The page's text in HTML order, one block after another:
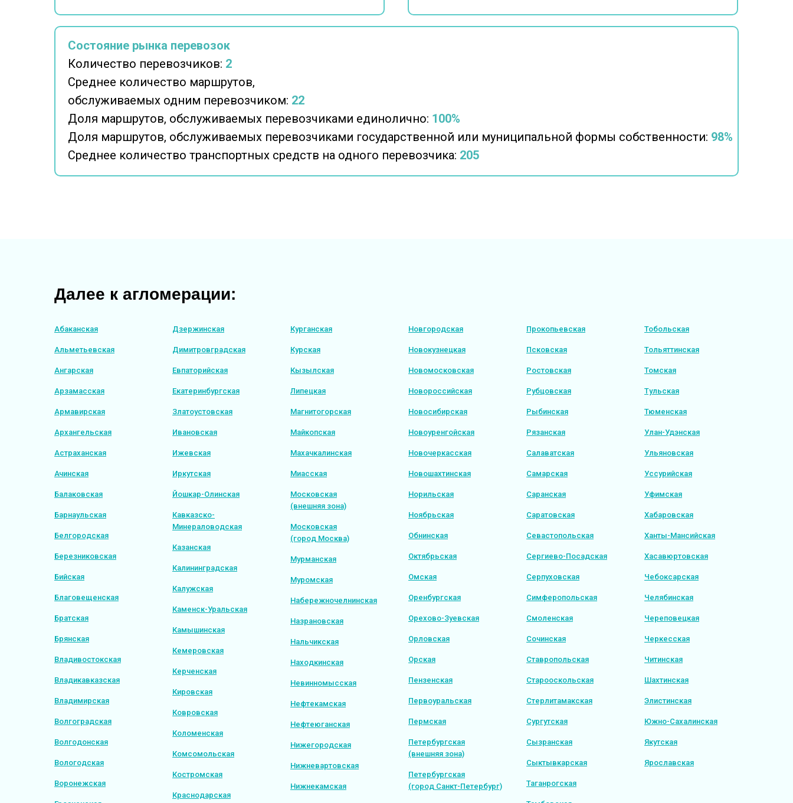
Состояние рынка перевозок
Количество перевозчиков: 2
Среднее количество маршрутов,
обслуживаемых одним перевозчиком: 22
Доля маршрутов, обслуживаемых перевозчиками единолично: 100%
Доля маршрутов, обслуживаемых перевозчиками государственной или муниципальной формы собственности: 98%
Среднее количество транспортных средств на одного перевозчика: 205
Альметьевская
Ангарская
Арзамасская
Армавирская
Архангельская
Абаканская
Ачинская
Балаковская
Барнаульская
Белгородская
Березниковская
Астраханская
Бийская
Благовещенская
Братская
Брянская
Владивостокская
Владикавказская
Владимирская
Волгоградская
Волгодонская
Вологодская
Воронежская
Дзержинская
Димитровградская
Евпаторийская
Екатеринбургская
Златоустовская
Ивановская
Ижевская
Иркутская
Йошкар-Олинская
Кавказско-
Минераловодская
Казанская
Калининградская
Калужская
Каменск-Уральская
Камышинская
Кемеровская
Керченская
Кировская
Ковровская
Коломенская
Комсомольская
Костромская
Краснодарская
Курганская
Курская
Кызылская
Липецкая
Магнитогорская
Майкопская
Махачкалинская
Миасская
Московская
(внешняя зона)
Московская
(город Москва)
Мурманская
Муромская
Набережночелнинская
Назрановская
Нальчикская
Находкинская
Невинномысская
Нефтекамская
Нефтеюганская
Нижегородская
Нижневартовская
Нижнекамская
Новгородская
Новокузнецкая
Новомосковская
Новороссийская
Новосибирская
Новоуренгойская
Новочеркасская
Новошахтинская
Норильская
Ноябрьская
Обнинская
Октябрьская
Омская
Оренбургская
Орехово-Зуевская
Орловская
Орская
Пензенская
Первоуральская
Пермская
Петербургская
(внешняя зона)
Петербургская
(город Санкт-Петербург)
Прокопьевская
Псковская
Ростовская
Рубцовская
Рыбинская
Рязанская
Салаватская
Самарская
Саранская
Саратовская
Севастопольская
Сергиево-Посадская
Серпуховская
Симферопольская
Смоленская
Сочинская
Ставропольская
Старооскольская
Стерлитамакская
Сургутская
Сызранская
Сыктывкарская
Таганрогская
Тобольская
Тольяттинская
Томская
Тульская
Тюменская
Улан-Удэнская
Ульяновская
Уссурийская
Уфимская
Хабаровская
Ханты-Мансийская
Хасавюртовская
Чебоксарская
Челябинская
Череповецкая
Черкесская
Читинская
Шахтинская
Элистинская
Южно-Сахалинская
Якутская
Ярославская
Далее к агломерации: